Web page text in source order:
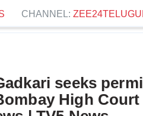
CHANNEL:
seeks
High